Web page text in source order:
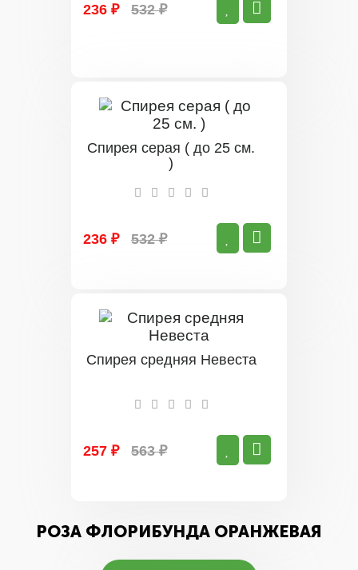
236 ₽ 532 ₽
Спирея серая ( до 25 см.
)
236 ₽ 532 ₽
Спирея средняя Невеста
257 ₽ 563 ₽
РОЗА ФЛОРИБУНДА ОРАНЖЕВАЯ